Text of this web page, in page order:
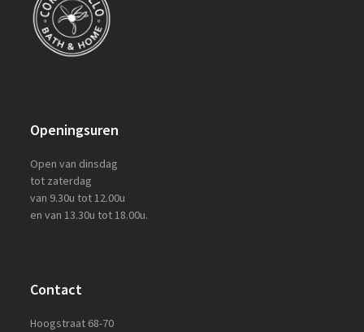
Openingsuren
Open van dinsdag
tot zaterdag
van 9.30u tot 12.00u
en van 13.30u tot 18.00u.
Contact
Hoogstraat 68-70